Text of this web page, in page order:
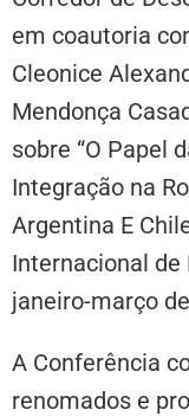
em coautoria
Cleonice
Mendonça
sobre “O Papel
Integração na
Argentina E
Internacional de
janeiro-março
A Conferência
renomados e